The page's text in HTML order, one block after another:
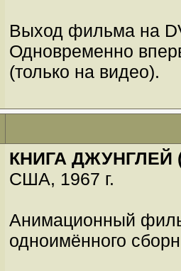
Выход фильма на
Одновременно
(только на видео).
КНИГА ДЖУНГЛЕЙ
США, 1967 г.
Анимационный
одноимённого